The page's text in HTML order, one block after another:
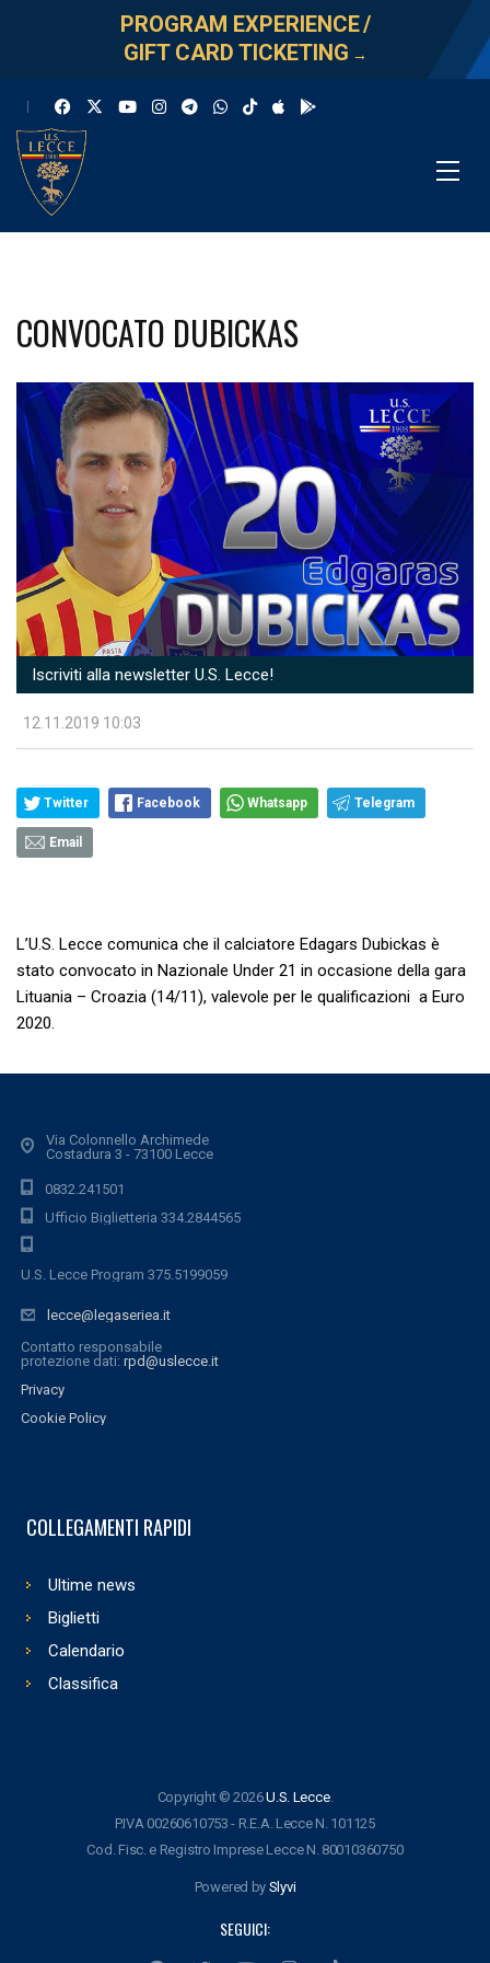
PROGRAM EXPERIENCE/
GIFT CARD TICKETING →
CONVOCATO DUBICKAS
Iscriviti alla newsletter U.S. Lecce!
12.11.2019 10:03
Twitter Facebook Whatsapp Telegram
Email
L’U.S. Lecce comunica che il calciatore Edagars Dubickas è
stato convocato in Nazionale Under 21 in occasione della gara
Lituania – Croazia (14/11), valevole per le qualificazioni a Euro
2020.
Via Colonnello Archimede
Costadura 3 - 73100 Lecce
0832.241501
Ufficio Biglietteria 334.2844565
U.S. Lecce Program 375.5199059
lecce@legaseriea.it
Contatto responsabile
protezione dati: rpd@uslecce.it
Privacy
Cookie Policy
COLLEGAMENTI RAPIDI
Ultime news
Biglietti
Calendario
Classifica
Copyright © 2026U.S. Lecce.
P.IVA 00260610753 - R.E.A. Lecce N. 101125
Cod. Fisc. e Registro Imprese Lecce N. 80010360750
Powered by Slyvi
SEGUICI: